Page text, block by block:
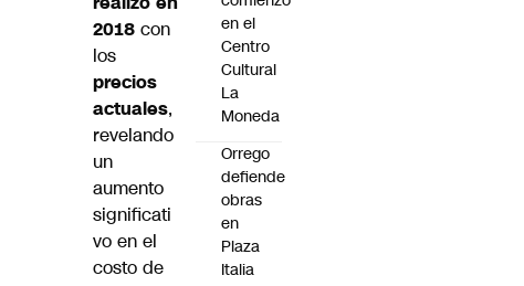
2018 con
los
precios
actuales,
revelando
un
aumento
significati
vo en el
costo de
en el
Centro
Cultural
La
Moneda
Orrego
defiende
obras
en
Plaza
Italia